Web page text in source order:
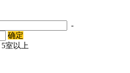
-
确定
5室以上